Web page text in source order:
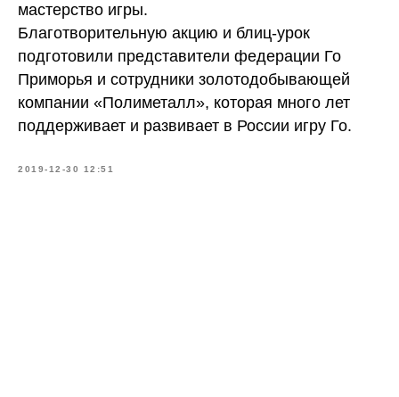
мастерство игры.
Благотворительную акцию и блиц-урок
подготовили представители федерации Го
Приморья и сотрудники золотодобывающей
компании «Полиметалл», которая много лет
поддерживает и развивает в России игру Го.
2019-12-30 12:51